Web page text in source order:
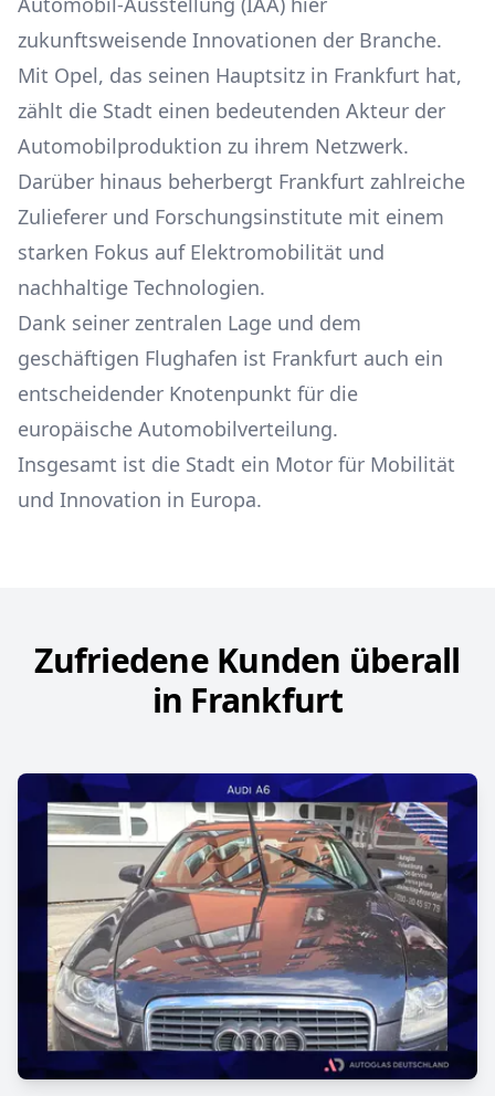
zukunftsweisende Innovationen der Branche.
Mit Opel, das seinen Hauptsitz in Frankfurt hat,
zählt die Stadt einen bedeutenden Akteur der
Automobilproduktion zu ihrem Netzwerk.
Darüber hinaus beherbergt Frankfurt zahlreiche
Zulieferer und Forschungsinstitute mit einem
starken Fokus auf Elektromobilität und
nachhaltige Technologien.
Dank seiner zentralen Lage und dem
geschäftigen Flughafen ist Frankfurt auch ein
entscheidender Knotenpunkt für die
europäische Automobilverteilung.
Insgesamt ist die Stadt ein Motor für Mobilität
und Innovation in Europa.
Zufriedene Kunden überall
in Frankfurt